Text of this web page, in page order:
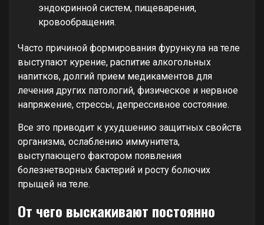
эндокринной систем, пищеварения,
кровообращения.
Часто причиной формирования фурункула на теле
выступают курение, распитие алкогольных
напитков, долгий прием медикаментов для
лечения других патологий, физическое и нервное
напряжение, стрессы, депрессивное состояние.
Все это приводит к ухудшению защитных свойств
организма, ослаблению иммунитета,
выступающего фактором появления
болезнетворных бактерий и росту болючих
прыщей на теле.
От чего выскакивают постоянно